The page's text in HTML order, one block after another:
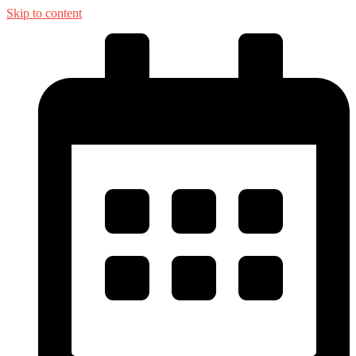
Skip to content